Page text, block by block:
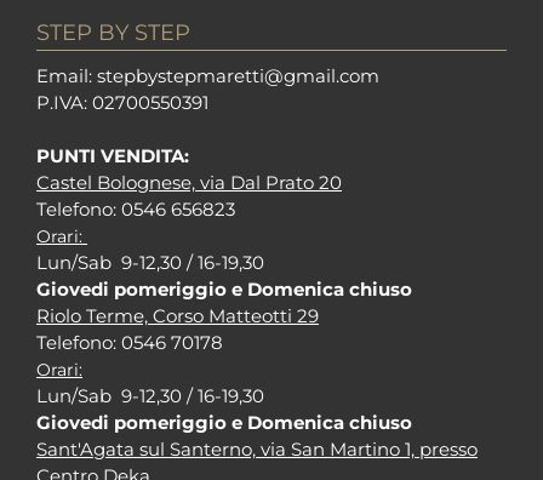
STEP BY STEP
Email: stepbystepmaretti@gmail.com
P.IVA: 02700550391
PUNTI VENDITA:
Castel Bolognese, via Dal Prato 20
Telefono: 0546 656823
Orari:
Lun/Sab 9-12,30 / 16-19,30
Giovedi pomeriggio e Domenica chiuso
Riolo Terme, Corso Matteotti 29
Telefono: 0546 70178
Orari:
Lun/Sab 9-12,30 / 16-19,30
Giovedi pomeriggio e Domenica chiuso
Sant'Agata sul Santerno, via San Martino 1, presso